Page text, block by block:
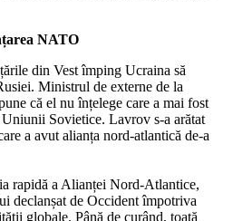
NATO
din Vest împing Ucraina să
Ministrul de externe de la
că el nu înțelege care a mai fost
Sovietice. Lavrov s-a arătat
a avut alianța nord-atlantică de-a
rapidă a Alianței Nord-Atlantice,
declanșat de Occident împotriva
globale. Până de curând, toată